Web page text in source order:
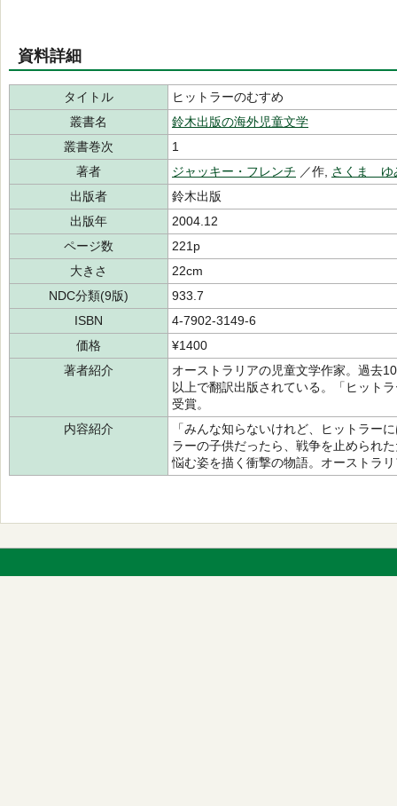
資料詳細
タイトル
ヒットラーのむすめ
叢書名
鈴木出版の海外児童文学
叢書巻次
1
著者
ジャッキー・フレンチ ／作, さくま ゆ
出版者
鈴木出版
出版年
2004.12
ページ数
221p
大きさ
22cm
NDC分類(9版)
933.7
ISBN
4-7902-3149-6
価格
¥1400
著者紹介
オーストラリアの児童文学作家。過去
以上で翻訳出版されている。「ヒット
受賞。
内容紹介
「みんな知らないけれど、ヒットラー
ラーの子供だったら、戦争を止められ
悩む姿を描く衝撃の物語。オーストラ